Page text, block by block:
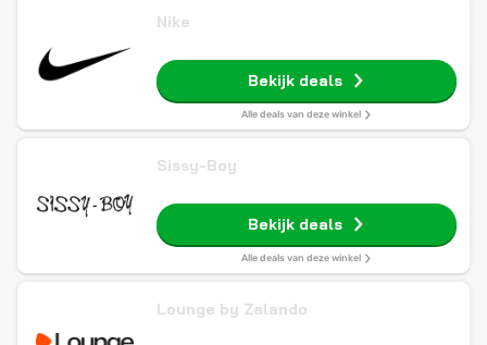
Nike
Bekijk deals
Alle deals van deze winkel
Sissy-Boy
Bekijk deals
Alle deals van deze winkel
Lounge by Zalando